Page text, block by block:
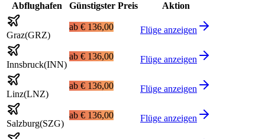
Abflughafen Günstigster Preis Aktion
Graz(GRZ)
ab € 136,00 Flüge anzeigen
Innsbruck(INN)
ab € 136,00 Flüge anzeigen
Linz(LNZ)
ab € 136,00 Flüge anzeigen
Salzburg(SZG)
ab € 136,00 Flüge anzeigen